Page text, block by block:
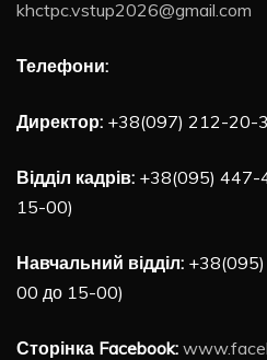
khctpc.vstup2026@gmail.com
Телефони:
Директор: +38(097) 212-20-
Відділ кадрів: +38(095) 447-
15-00)
Навчальний відділ:
00 до 15-00)
Сторінка Facebook: